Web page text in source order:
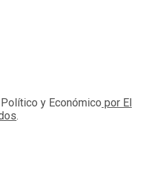
y Económico por El
.